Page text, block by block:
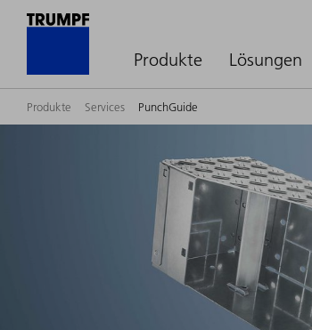
Produkte Lösungen
Produkte Services PunchGuide